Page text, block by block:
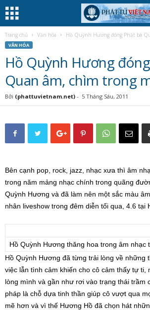
Trang chủ Văn hóa Hồ Quỳnh Hương đóng Phật bà
VĂN HÓA
Hồ Quỳnh Hương
Quan âm, chìm trong
Bởi (phattuvietnam.net) - 5 Tháng Sáu, 2011
Bên cạnh pop, rock, jazz, nhạc xưa thì âm
trong năm mảng nhạc chính trong quãng
Quỳnh Hương và đã làm nên một sắc màu
nhân liveshow trong đêm diễn tối qua, 4.6 tại
Hồ Quỳnh Hương thăng hoa trong âm nhạc
Hồ Quỳnh Hương đã từng trải lòng về những
việc lẫn tình cảm khiến cho cô cảm thấy tự ti,
lòng mình và gần như rơi vào trạng thái trầm
pháp là chỗ dựa tinh thần giúp cô vượt qua
mẽ hơn và vì thế Hương Hồ đã chọn hát